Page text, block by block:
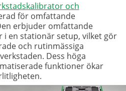
och
för omfattande
erbjuder omfattande
en stationär setup, vilket gör
och rutinmässiga
Dess höga
funktioner ökar